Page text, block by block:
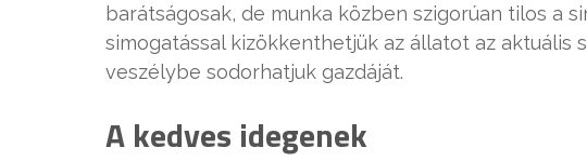
barátságosak, de munka közben szigorúan tilos a
simogatással kizökkenthetjük az állatot az aktuális
veszélybe sodorhatjuk gazdáját.
A kedves idegenek